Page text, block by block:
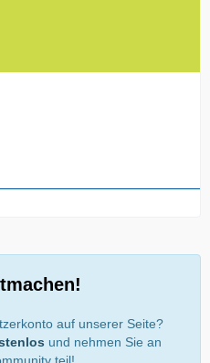
auf unserer Seite?
und nehmen Sie an